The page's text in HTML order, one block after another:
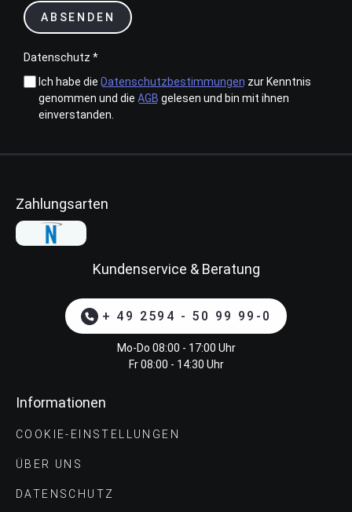
ABSENDEN
Datenschutz *
Ich habe die Datenschutzbestimmungen zur Kenntnis
genommen und die AGB gelesen und bin mit ihnen
einverstanden.
Zahlungsarten
Kundenservice & Beratung
+ 49 2594 - 50 99 99-0
Mo-Do 08:00 - 17:00 Uhr
Fr 08:00 - 14:30 Uhr
Informationen
COOKIE-EINSTELLUNGEN
ÜBER UNS
DATENSCHUTZ